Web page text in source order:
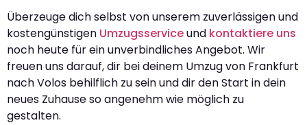
Überzeuge dich selbst von unserem zuverlässigen und
kostengünstigen Umzugsserviceund kontaktiere uns
noch heute für ein unverbindliches Angebot. Wir
freuen uns darauf, dir bei deinem Umzug von Frankfurt
nach Volos behilflich zu sein und dir den Start in dein
neues Zuhause so angenehm wie möglich zu
gestalten.